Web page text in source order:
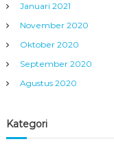
Januari 2021
November 2020
Oktober 2020
September 2020
Agustus 2020
Kategori